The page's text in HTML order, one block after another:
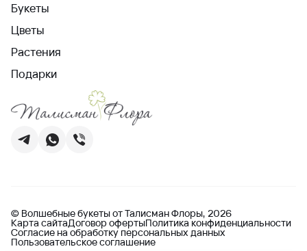
Букеты
Цветы
Растения
Подарки
© Волшебные букеты от Талисман Флоры, 2026
Карта сайтаДоговор офертыПолитика конфиденциальности
Согласие на обработку персональных данных
Пользовательское соглашение